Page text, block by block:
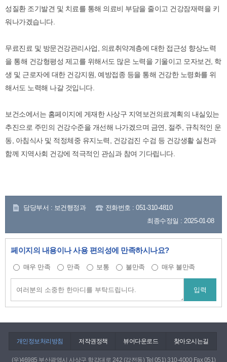
성질환 조기발견 및 치료를 통해 의료비 부담을 줄이고 건강잠재력을 키
워나가겠습니다.
무료진료 및 방문건강관리사업, 의료취약계층에 대한 접근성 향상노력
을 통해 건강형평성 제고를 위해서도 많은 노력을 기울이고 모자보건, 학
생 및 근로자에 대한 건강지원, 예방접종 등을 통해 건강한 노령화를 위
해서도 노력해 나갈 것입니다.
보건소에서는 홈페이지에 게재한 사상구 지역보건의료계획의 내실있는
추진으로 주민의 건강수준을 개선해 나가겠으며 금연, 절주, 규칙적인 운
동, 아침식사 및 적정체중 유지노력, 건강검진 수검 등 건강생활 실천과
함께 지역사회 건강에 적극적인 관심과 참여 기다립니다.
담당부서 : 보건행정과
전화번호 : 051-310-4810
최종수정일 : 2025-01-08
페이지의 내용이나 사용 편의성에 만족하시나요?
매우 만족 만족 보통 불만족 매우 불만족
개인정보처리방침 저작권정책 뷰어다운로드 찾아오시는길
(우)46985 부산광역시 사상구 학감대로 242 (감전동) Tel 051) 310-4000 Fax 051)